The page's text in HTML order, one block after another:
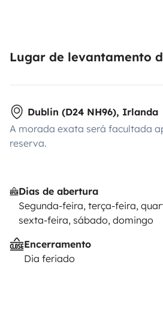
Lugar de levantamento
Dublin (D24 NH96), Irlanda
A morada exata será facultada
reserva.
Dias de abertura
Segunda-feira, terça-feira,
sexta-feira, sábado, domingo
Encerramento
Dia feriado